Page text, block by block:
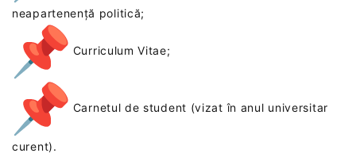
neapartenență politică;
Curriculum Vitae;
Carnetul de student (vizat în anul universitar
curent).